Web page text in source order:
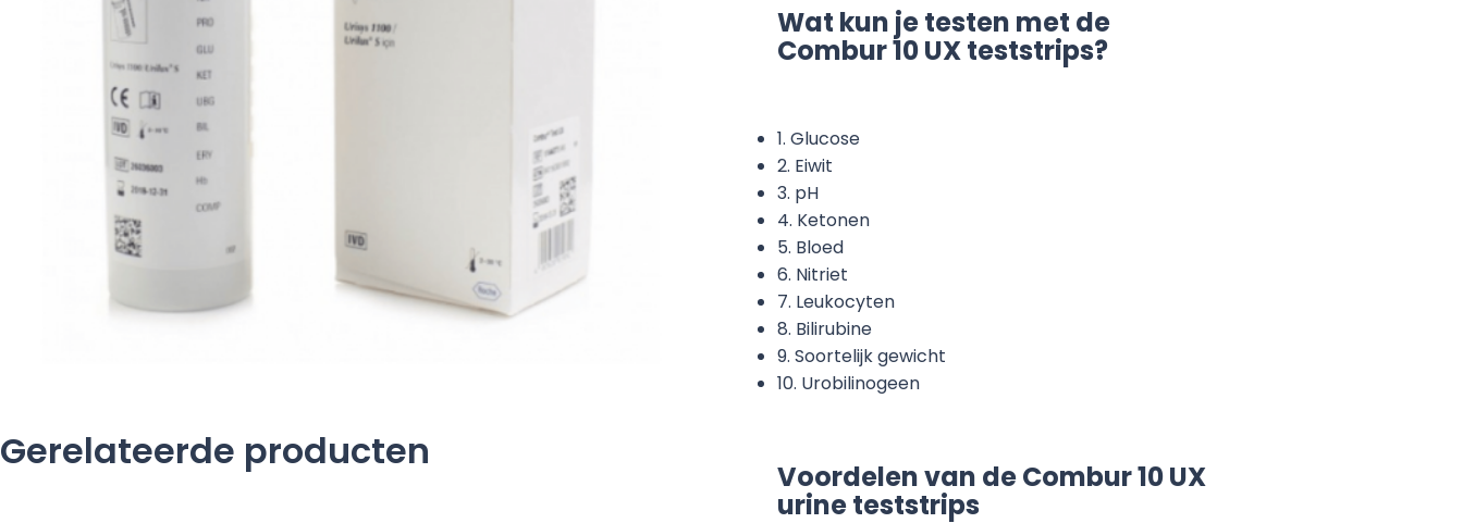
Wat kun je testen met de
Combur 10 UX teststrips?
1. Glucose
2. Eiwit
3. pH
4. Ketonen
5. Bloed
6. Nitriet
7. Leukocyten
8. Bilirubine
9. Soortelijk gewicht
10. Urobilinogeen
Voordelen van de Combur 10 UX
urine teststrips
Gerelateerde producten